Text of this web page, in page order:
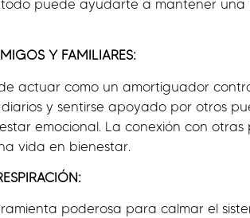
puede ayudarte a mantener una
Y FAMILIARES:
actuar como un amortiguador
y sentirse apoyado por otros
emocional. La conexión con otras
vida en bienestar.
poderosa para calmar el